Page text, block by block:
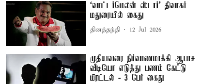
‘வாட்டர்மெலன் ஸ்டார்' திவாகர்
மதுரையில் கைது
தினத்தந்தி 12 Jul 2026
முதியவரை நிர்வாணமாக்கி ஆபாச
வீடியோ எடுத்து பணம் கேட்டு
மிரட்டல் - 3 பேர் கைது